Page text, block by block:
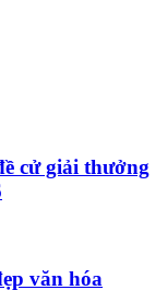
cử giải thưởng
văn hóa